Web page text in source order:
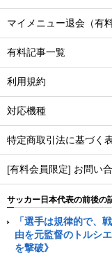
マイメニュー退会（有
有料記事一覧
利用規約
対応機種
特定商取引法に基づく
[有料会員限定] お問い
サッカー日本代表の前後の
「選手は規律的で、
由を元監督のトルシ
を撃破》